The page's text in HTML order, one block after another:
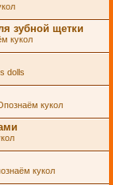
зубной щетки
кукол
dolls
кукол
кукол